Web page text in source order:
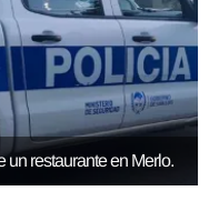
un restaurante en Merlo.